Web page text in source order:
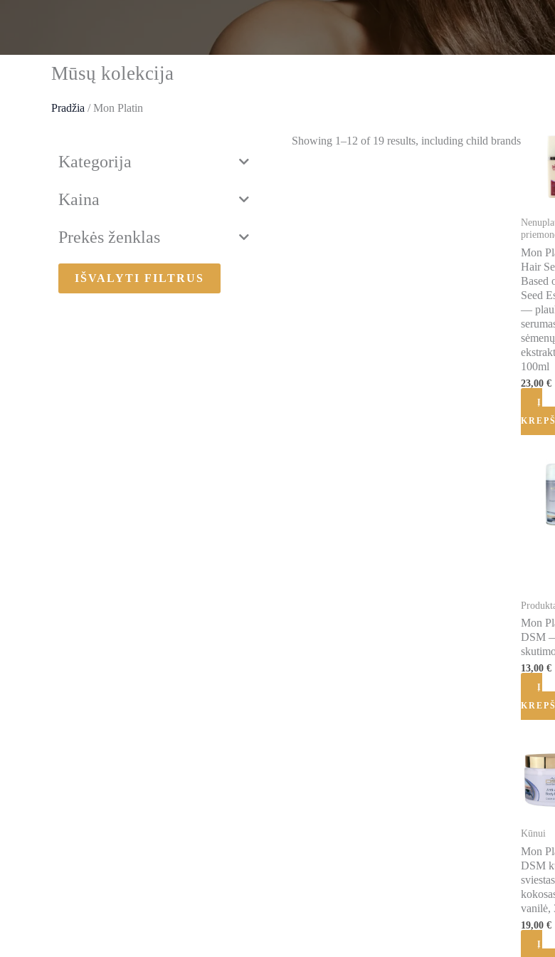
Mūsų kolekcija
Pradžia / Mon Platin
Kategorija
Kaina
Prekės ženklas
IŠVALYTI FILTRUS
Showing 1–12 of 19 results, including child brands
Mon
Hair
Based
Seed
—
sėmenų
100ml
23,00€
Į
Mon
DSM
13,00€
Į
Kūnui
Mon
DSM
vanilė,
19,00€
Į